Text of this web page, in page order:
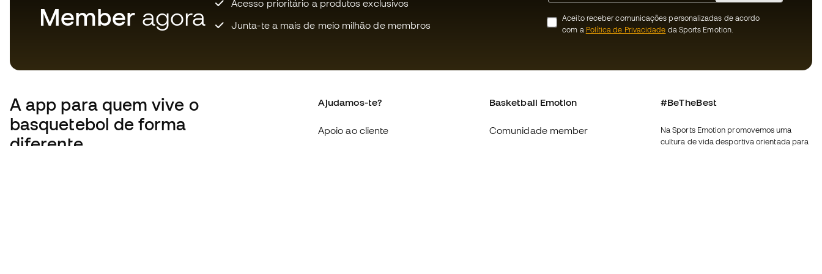
Member agora
Acesso prioritário a produtos exclusivos
Junta-te a mais de meio milhão de membros
Aceito receber comunicações personalizadas de acordo
com a Política de Privacidade da Sports Emotion.
A app para quem vive o
basquetebol de forma
diferente.
Ajudamos-te?
Apoio ao cliente
Basketball Emotion
Comunidade member
#BeTheBest
Na Sports Emotion promovemos uma
cultura de vida desportiva orientada para